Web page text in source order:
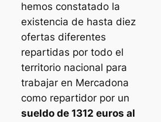
hemos constatado la
existencia de hasta diez
ofertas diferentes
repartidas por todo el
territorio nacional para
trabajar en Mercadona
como repartidor por un
sueldo de 1312 euros al